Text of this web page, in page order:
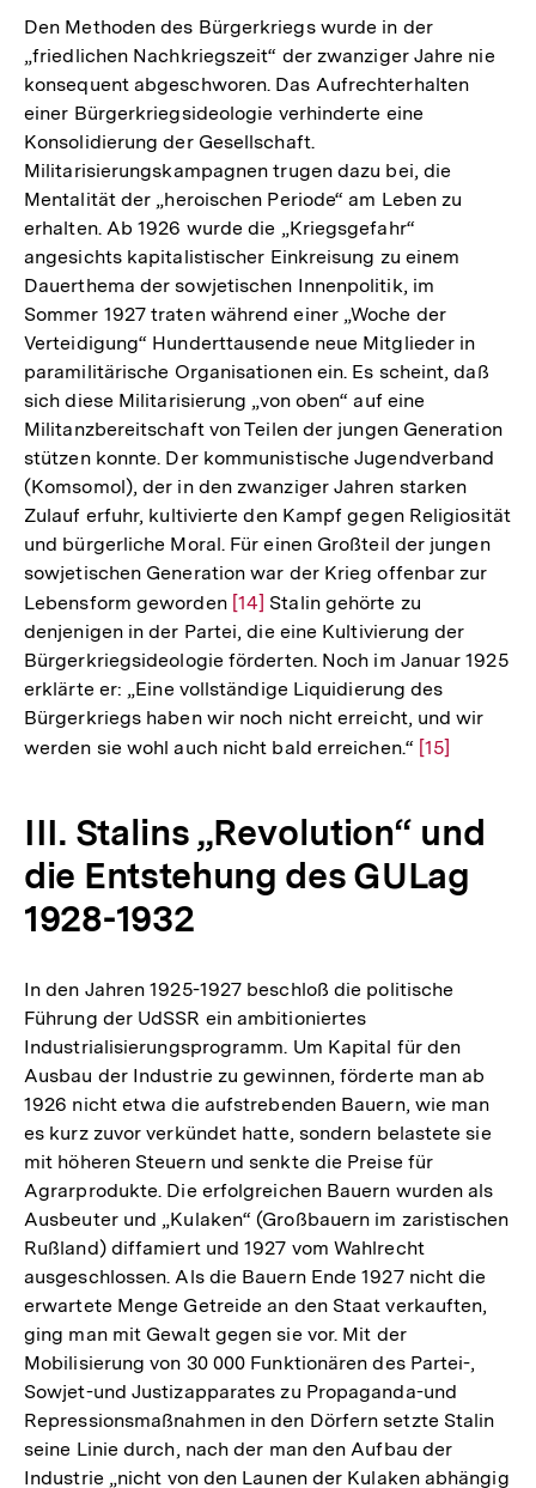
der
Fußnote
Den Methoden des Bürgerkriegs wurde in der
„friedlichen Nachkriegszeit“ der zwanziger Jahre nie
konsequent abgeschworen. Das Aufrechterhalten
einer Bürgerkriegsideologie verhinderte eine
Konsolidierung der Gesellschaft.
Militarisierungskampagnen trugen dazu bei, die
Mentalität der „heroischen Periode“ am Leben zu
erhalten. Ab 1926 wurde die „Kriegsgefahr“
angesichts kapitalistischer Einkreisung zu einem
Dauerthema der sowjetischen Innenpolitik, im
Sommer 1927 traten während einer „Woche der
Verteidigung“ Hunderttausende neue Mitglieder in
paramilitärische Organisationen ein. Es scheint, daß
sich diese Militarisierung „von oben“ auf eine
Militanzbereitschaft von Teilen der jungen Generation
stützen konnte. Der kommunistische Jugendverband
(Komsomol), der in den zwanziger Jahren starken
Zulauf erfuhr, kultivierte den Kampf gegen Religiosität
und bürgerliche Moral. Für einen Großteil der jungen
sowjetischen Generation war der Krieg offenbar zur
Lebensform geworden Zur
Auflösung
der
Fußnote
[14] Stalin gehörte zu
denjenigen in der Partei, die eine Kultivierung der
Bürgerkriegsideologie förderten. Noch im Januar 1925
erklärte er: „Eine vollständige Liquidierung des
Bürgerkriegs haben wir noch nicht erreicht, und wir
werden sie wohl auch nicht bald erreichen.“ Zur
Fußnote
[15]
III. Stalins „Revolution“ und
die Entstehung des GULag
1928-1932
In den Jahren 1925-1927 beschloß die politische
Führung der UdSSR ein ambitioniertes
Industrialisierungsprogramm. Um Kapital für den
Ausbau der Industrie zu gewinnen, förderte man ab
1926 nicht etwa die aufstrebenden Bauern, wie man
es kurz zuvor verkündet hatte, sondern belastete sie
mit höheren Steuern und senkte die Preise für
Agrarprodukte. Die erfolgreichen Bauern wurden als
Ausbeuter und „Kulaken“ (Großbauern im zaristischen
Rußland) diffamiert und 1927 vom Wahlrecht
ausgeschlossen. Als die Bauern Ende 1927 nicht die
erwartete Menge Getreide an den Staat verkauften,
ging man mit Gewalt gegen sie vor. Mit der
Mobilisierung von 30 000 Funktionären des Partei-,
Sowjet-und Justizapparates zu Propaganda-und
Repressionsmaßnahmen in den Dörfern setzte Stalin
seine Linie durch, nach der man den Aufbau der
Industrie „nicht von den Launen der Kulaken abhängig